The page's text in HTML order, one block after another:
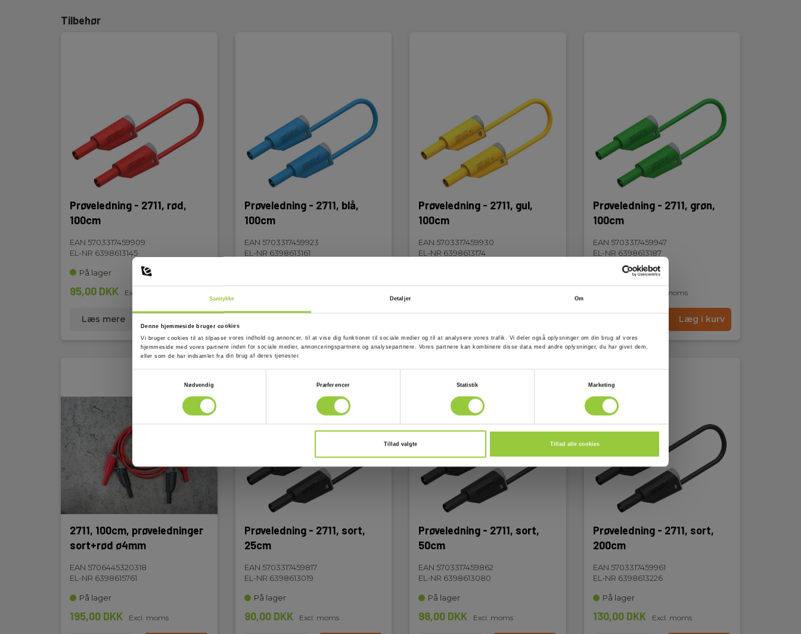
Samtykke Detaljer Om
Denne hjemmeside bruger cookies
Vi bruger cookies til at tilpasse vores indhold og annoncer, til at vise dig funktioner til sociale medier og til at analysere vores trafik. Vi deler også oplysninger om din brug af vores
hjemmeside med vores partnere inden for sociale medier, annonceringspartnere og analysepartnere. Vores partnere kan kombinere disse data med andre oplysninger, du har givet dem,
eller som de har indsamlet fra din brug af deres tjenester.
Nødvendig
Præferencer Statistik Marketing
Tillad valgte Tillad alle cookies
Sort
Ledertværsnit: 0,75 mm2
Stiktype:
Tilbehør
Prøveledning - 2711, rød,
100cm
EAN 5703317459909
EL-NR 6398613145
På lager
95,00 DKK Excl. moms
Læs mere
Prøveledning - 2711, blå,
100cm
EAN 5703317459923
EL-NR 6398613161
95,00 DKK
Prøveledning - 2711, gul,
100cm
EAN 5703317459930
EL-NR 6398613174
95,00 DKK
Prøveledning - 2711, grøn,
100cm
EAN 5703317459947
EL-NR 6398613187
På lager
95,00 DKK Excl. moms
Læg i kurv
2711, 100cm, prøveledninger
sort+rød ø4mm
EAN 5706445320318
EL-NR 6398615761
På lager
195,00 DKK Excl. moms
Prøveledning - 2711, sort,
25cm
EAN 5703317459817
EL-NR 6398613019
På lager
90,00 DKK Excl. moms
Prøveledning - 2711, sort,
50cm
EAN 5703317459862
EL-NR 6398613080
På lager
98,00 DKK Excl. moms
Prøveledning - 2711, sort,
200cm
EAN 5703317459961
EL-NR 6398613226
På lager
130,00 DKK Excl. moms